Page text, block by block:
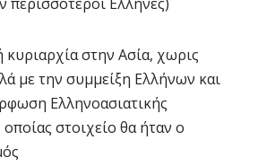
κυριαρχία στην Ασία, χωρις
με την συμμείξη Ελλήνων και
Ελληνοασιατικής
στοιχείο θα ήταν ο